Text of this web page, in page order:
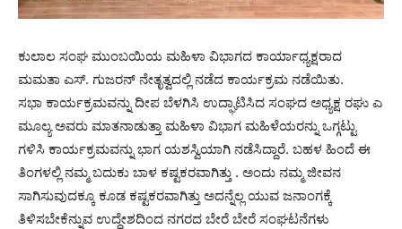
ಕುಲಾಲ ಸಂಘ ಮುಂಬಯಿಯ ಮಹಿಳಾ ವಿಭಾಗದ ಕಾರ್ಯಾಧ್ಯಕ್ಷರಾದ
ಮಮತಾ ಎಸ್. ಗುಜರನ್ ನೇತೃತ್ವದಲ್ಲಿ ನಡೆದ ಕಾರ್ಯಕ್ರಮ ನಡೆಯಿತು.
ಸಭಾ ಕಾರ್ಯಕ್ರಮವನ್ನು ದೀಪ ಬೆಳಗಿಸಿ ಉದ್ಘಾಟಿಸಿದ ಸಂಘದ ಅಧ್ಯಕ್ಷ ರಘು ಎ
ಮೂಲ್ಯ ಅವರು ಮಾತನಾಡುತ್ತಾ ಮಹಿಳಾ ವಿಭಾಗ ಮಹಿಳೆಯರನ್ನು ಒಗ್ಗಟ್ಟು
ಗಳಿಸಿ ಕಾರ್ಯಕ್ರಮವನ್ನು ಭಾಗ ಯಶಸ್ವಿಯಾಗಿ ನಡೆಸಿದ್ದಾರೆ. ಬಹಳ ಹಿಂದೆ ಈ
ತಿಂಗಳಲ್ಲಿ ನಮ್ಮ ಬದುಕು ಬಾಳ ಕಷ್ಟಕರವಾಗಿತ್ತು . ಅಂದು ನಮ್ಮ ಜೀವನ
ಸಾಗಿಸುವುದಕ್ಕೂ ಕೂಡ ಕಷ್ಟಕರವಾಗಿತ್ತು ಅದನ್ನೆಲ್ಲ ಯುವ ಜನಾಂಗಕ್ಕೆ
ತಿಳಿಸಬೇಕೆನ್ನುವ ಉದ್ದೇಶದಿಂದ ನಗರದ ಬೇರೆ ಬೇರೆ ಸಂಘಟನೆಗಳು